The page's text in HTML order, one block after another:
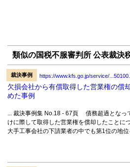
類似の国税不服審判所 公表裁決
裁決事例 https://www.kfs.go.jp/service/
欠損会社から有償取得した営業権の償
めた事例
... 裁決事例集 No.18 - 67頁 債務超過となっ
けに際して取得した営業権を償却したことに
大手工事会社の下請業者の中でも第1位の地